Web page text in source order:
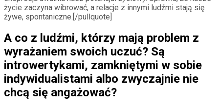
życie zaczyna wibrować, a relacje z innymi ludźmi stają się
żywe, spontaniczne.[/pullquote]
A co z ludźmi, którzy mają problem z
wyrażaniem swoich uczuć? Są
introwertykami, zamkniętymi w sobie
indywidualistami albo zwyczajnie nie
chcą się angażować?